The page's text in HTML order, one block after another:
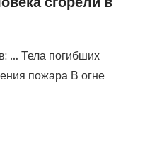
… Тела погибших
пожара В огне